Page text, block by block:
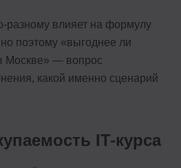
разному влияет на формулу
поэтому «выгоднее ли
Москве» — вопрос
какой именно сценарий
IT-курса